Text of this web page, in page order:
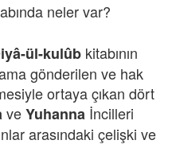
neler var?
ül-kulûb kitabının
gönderilen ve hak
ortaya çıkan dört
veYuhanna İncilleri
arasındaki çelişki ve